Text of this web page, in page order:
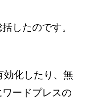
したのです。
効化したり、無
ードプレスの